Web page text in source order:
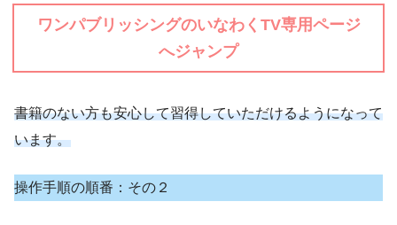
ワンパブリッシングのいなわくTV専用ページ
へジャンプ
書籍のない方も安心して習得していただけるようになって
います。
操作手順の順番：その２